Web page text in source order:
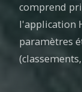
comprend
l'application
paramètres